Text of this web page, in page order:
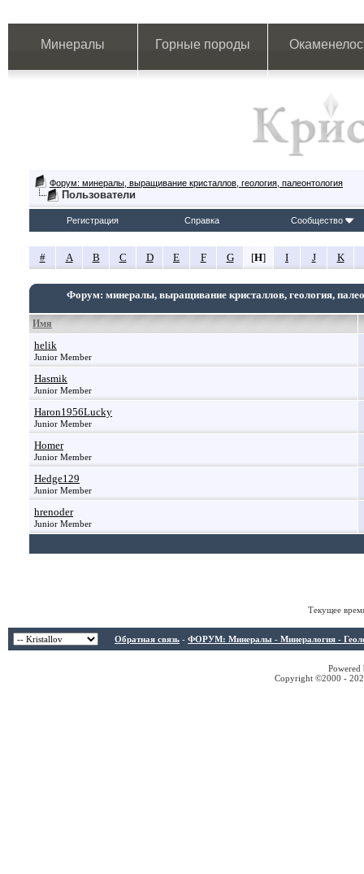
Минералы Горные породы
Форум: минералы, выращивание кристаллов, геология, палеонтология
Пользователи
Регистрация Справка Сообщество
# A B C D E F G [H] I J K
Форум: минералы, выращивание кристаллов, геология,
Имя
helik
Junior Member
Hasmik
Junior Member
Haron1956Lucky
Junior Member
Homer
Junior Member
Hedge129
Junior Member
hrenoder
Junior Member
Текущее
Обратная связь - ФОРУМ: Минералы - Минералогия -
Copyright ©2000 -